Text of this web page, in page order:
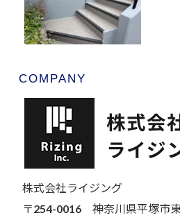
COMPANY
株式会社ライジング
〒254-0016 神奈川県平塚市